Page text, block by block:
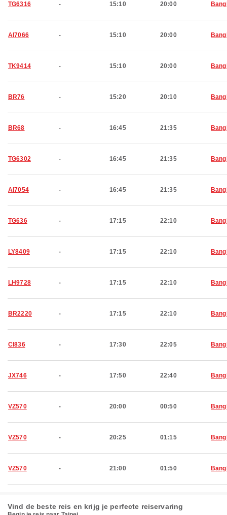
TG6316 - 15:10 20:00
AI7066 - 15:10 20:00
TK9414 - 15:10 20:00
BR76 - 15:20 20:10
BR68 - 16:45 21:35
TG6302 - 16:45 21:35
AI7054 - 16:45 21:35
TG636 - 17:15 22:10
LY8409 - 17:15 22:10
LH9728 - 17:15 22:10
BR2220 - 17:15 22:10
CI836 - 17:30 22:05
JX746 - 17:50 22:40
VZ570 - 20:00 00:50
VZ570 - 20:25 01:15
VZ570 - 21:00 01:50
Vind de beste reis en krijg je perfecte reiservaring